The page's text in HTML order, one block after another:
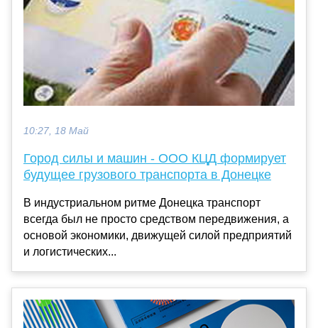
10:27, 18 Май
Город силы и машин - ООО КЦД формирует
будущее грузового транспорта в Донецке
В индустриальном ритме Донецка транспорт
всегда был не просто средством передвижения, а
основой экономики, движущей силой предприятий
и логистических...